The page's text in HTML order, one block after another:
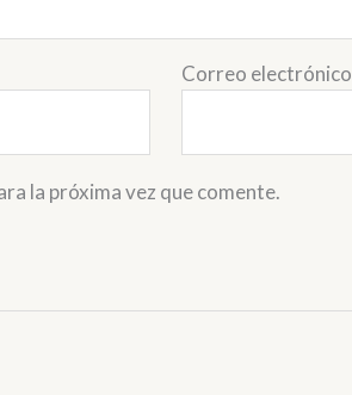
Correo electrónico
la próxima vez que comente.